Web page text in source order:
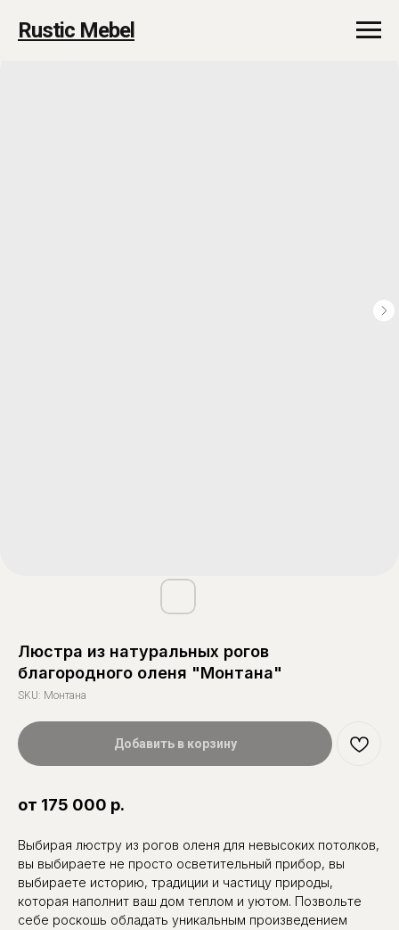
Rustic Mebel
Люстра из натуральных рогов
благородного оленя "Монтана"
SKU: Монтана
Добавить в корзину
от 175 000 р.
Выбирая люстру из рогов оленя для невысоких потолков,
вы выбираете не просто осветительный прибор, вы
выбираете историю, традиции и частицу природы,
которая наполнит ваш дом теплом и уютом. Позвольте
себе роскошь обладать уникальным произведением